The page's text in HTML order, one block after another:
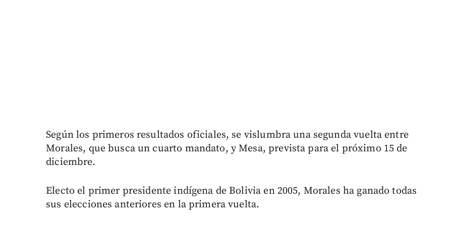
Según los primeros resultados oficiales, se vislumbra una segunda vuelta entre
Morales, que busca un cuarto mandato, y Mesa, prevista para el próximo 15 de
diciembre.
Electo el primer presidente indígena de Bolivia en 2005, Morales ha ganado todas
sus elecciones anteriores en la primera vuelta.